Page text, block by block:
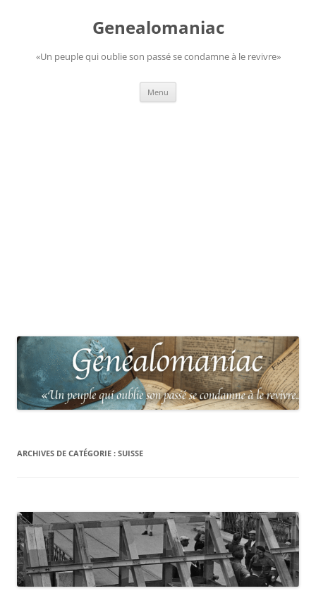
Genealomaniac
«Un peuple qui oublie son passé se condamne à le revivre»
Menu
ARCHIVES DE CATÉGORIE : SUISSE